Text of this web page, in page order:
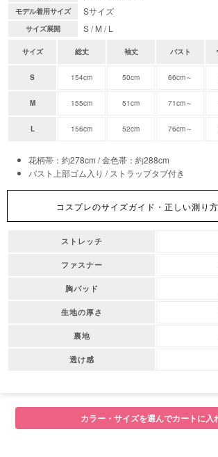
モデル着用サイズ Sサイズ
サイズ展開 S / M / L
サイズ 総丈 袖丈 バスト
S 154cm 50cm 66cm～
M 155cm 51cm 71cm～
L 156cm 52cm 76cm～
花柄帯：約278cm / 金色帯：約288cm
バスト上部ゴム入り / ストラップタブ付き
コスプレのサイズガイド・正しい測り
ストレッチ
ファスナー
胸パッド
生地の厚さ
裏地
透け感
カラー・サイズを選んでカートに入